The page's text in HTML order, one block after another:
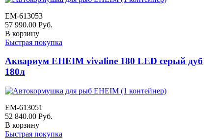
EM-613053
57 990.00 Руб.
В корзину
Быстрая покупка
Аквариум EHEIM vivaline 180 LED серый дуб
180л
EM-613051
52 840.00 Руб.
В корзину
Быстрая покупка